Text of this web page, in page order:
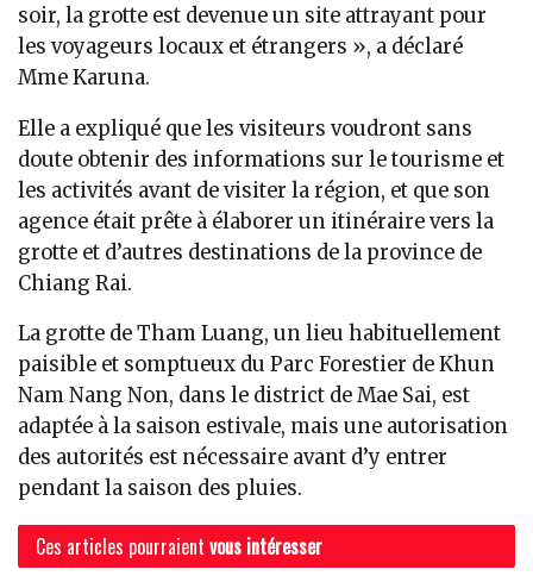
soir, la grotte est devenue un site attrayant pour
les voyageurs locaux et étrangers », a déclaré
Mme Karuna.
Elle a expliqué que les visiteurs voudront sans
doute obtenir des informations sur le tourisme et
les activités avant de visiter la région, et que son
agence était prête à élaborer un itinéraire vers la
grotte et d’autres destinations de la province de
Chiang Rai.
La grotte de Tham Luang, un lieu habituellement
paisible et somptueux du Parc Forestier de Khun
Nam Nang Non, dans le district de Mae Sai, est
adaptée à la saison estivale, mais une autorisation
des autorités est nécessaire avant d’y entrer
pendant la saison des pluies.
Ces articles pourraient vous intéresser